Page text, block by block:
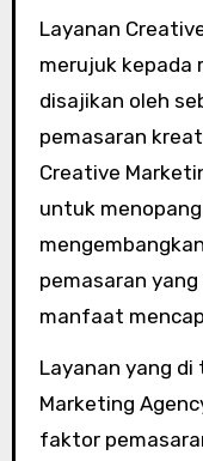
Layanan
merujuk kepada
disajikan oleh
pemasaran
Creative
untuk
pemasaran
manfaat
Layanan yang
Marketing
faktor